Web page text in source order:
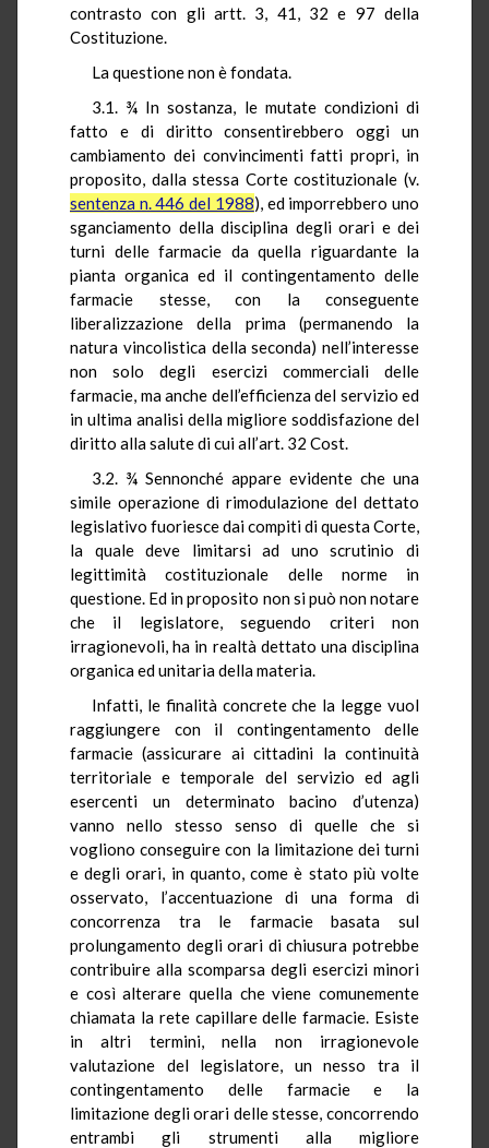
contrasto con gli artt. 3, 41, 32 e 97 della
Costituzione.
La questione non è fondata.
3.1. ¾ In sostanza, le mutate condizioni di
fatto e di diritto consentirebbero oggi un
cambiamento dei convincimenti fatti propri, in
proposito, dalla stessa Corte costituzionale (v.
sentenza n. 446 del 1988), ed imporrebbero uno
sganciamento della disciplina degli orari e dei
turni delle farmacie da quella riguardante la
pianta organica ed il contingentamento delle
farmacie stesse, con la conseguente
liberalizzazione della prima (permanendo la
natura vincolistica della seconda) nell’interesse
non solo degli esercizi commerciali delle
farmacie, ma anche dell’efficienza del servizio ed
in ultima analisi della migliore soddisfazione del
diritto alla salute di cui all’art. 32 Cost.
3.2. ¾ Sennonché appare evidente che una
simile operazione di rimodulazione del dettato
legislativo fuoriesce dai compiti di questa Corte,
la quale deve limitarsi ad uno scrutinio di
legittimità costituzionale delle norme in
questione. Ed in proposito non si può non notare
che il legislatore, seguendo criteri non
irragionevoli, ha in realtà dettato una disciplina
organica ed unitaria della materia.
Infatti, le finalità concrete che la legge vuol
raggiungere con il contingentamento delle
farmacie (assicurare ai cittadini la continuità
territoriale e temporale del servizio ed agli
esercenti un determinato bacino d’utenza)
vanno nello stesso senso di quelle che si
vogliono conseguire con la limitazione dei turni
e degli orari, in quanto, come è stato più volte
osservato, l’accentuazione di una forma di
concorrenza tra le farmacie basata sul
prolungamento degli orari di chiusura potrebbe
contribuire alla scomparsa degli esercizi minori
e così alterare quella che viene comunemente
chiamata la rete capillare delle farmacie. Esiste
in altri termini, nella non irragionevole
valutazione del legislatore, un nesso tra il
contingentamento delle farmacie e la
limitazione degli orari delle stesse, concorrendo
entrambi gli strumenti alla migliore